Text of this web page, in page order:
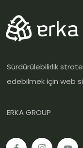
Sürdürülebilirlik
edebilmek için web
ERKA GROUP